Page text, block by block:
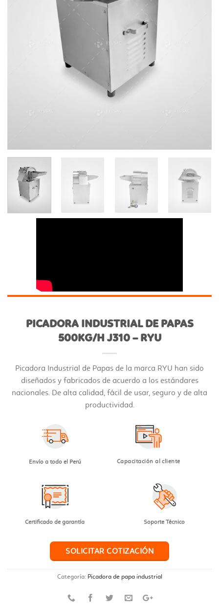
PICADORA INDUSTRIAL DE PAPAS
500KG/H J310 – RYU
Picadora Industrial de Papas de la marca RYU han sido
diseñados y fabricados de acuerdo a los estándares
nacionales. De alta calidad, fácil de usar, seguro y de alta
productividad.
Envío a todo el Perú Capacitación al cliente
Certificado de garantía Soporte Técnico
SOLICITAR COTIZACIÓN
Categoría: Picadora de papa industrial